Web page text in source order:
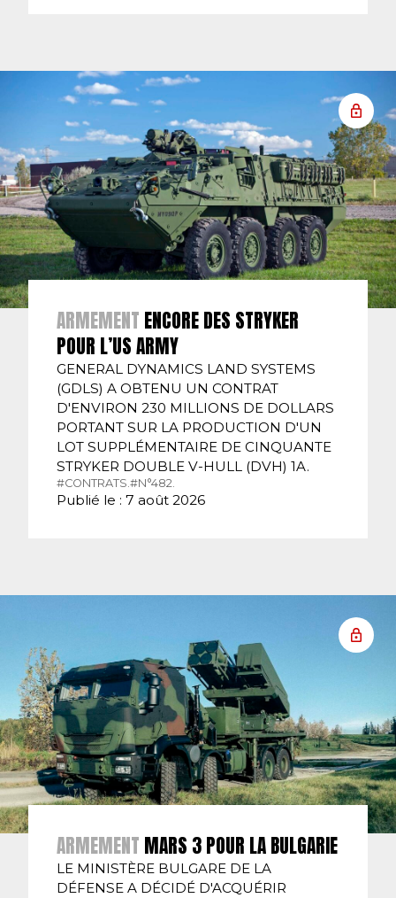
ARMEMENT ENCORE DES STRYKER
POUR L’US ARMY
GENERAL DYNAMICS LAND SYSTEMS
(GDLS) A OBTENU UN CONTRAT
D'ENVIRON 230 MILLIONS DE DOLLARS
PORTANT SUR LA PRODUCTION D'UN
LOT SUPPLÉMENTAIRE DE CINQUANTE
STRYKER DOUBLE V-HULL (DVH) 1A.
#CONTRATS.#N°482.
Publié le : 7 août 2026
ARMEMENT MARS 3 POUR LA BULGARIE
LE MINISTÈRE BULGARE DE LA
DÉFENSE A DÉCIDÉ D'ACQUÉRIR